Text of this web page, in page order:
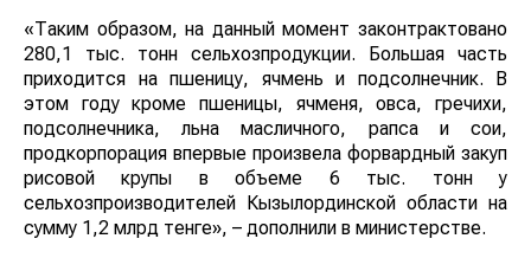
«Таким образом, на данный момент законтрактовано
280,1 тыс. тонн сельхозпродукции. Большая часть
приходится на пшеницу, ячмень и подсолнечник. В
этом году кроме пшеницы, ячменя, овса, гречихи,
подсолнечника, льна масличного, рапса и сои,
продкорпорация впервые произвела форвардный закуп
рисовой крупы в объеме 6 тыс. тонн у
сельхозпроизводителей Кызылординской области на
сумму 1,2 млрд тенге», – дополнили в министерстве.